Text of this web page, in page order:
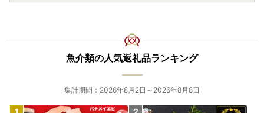
い。
返礼品とは別に、入金確認後、お申込み時記載の寄附者様ご
住所に2週間程度で郵送いたします。
【ワンストップ特例申請書】
魚介類の人気返礼品ランキング
集計期間：2026年8月2日～2026年8月8日